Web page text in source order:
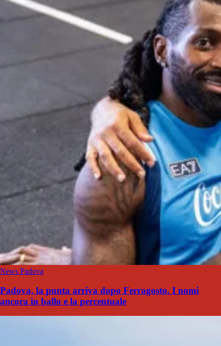
News Padova
Padova, la punta arriva dopo Ferragosto. I nomi
ancora in ballo e la percentuale